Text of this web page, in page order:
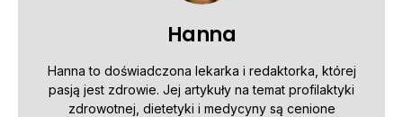
Hanna
Hanna to doświadczona lekarka i redaktorka, której
pasją jest zdrowie. Jej artykuły na temat profilaktyki
zdrowotnej, dietetyki i medycyny są cenione